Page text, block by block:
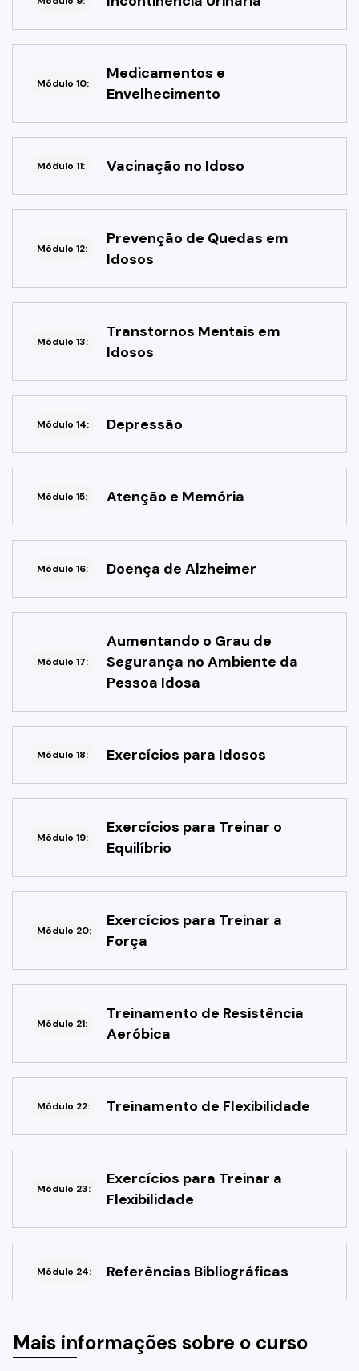
Módulo 10:
Medicamentos e
Envelhecimento
Módulo 11: Vacinação no Idoso
Módulo 12:
Prevenção de Quedas em
Idosos
Módulo 13:
Transtornos Mentais em
Idosos
Módulo 14: Depressão
Módulo 15: Atenção e Memória
Módulo 16: Doença de Alzheimer
Módulo 17:
Aumentando o Grau de
Segurança no Ambiente da
Pessoa Idosa
Módulo 18: Exercícios para Idosos
Módulo 19:
Exercícios para Treinar o
Equilíbrio
Módulo 20:
Exercícios para Treinar a
Força
Módulo 21:
Treinamento de Resistência
Aeróbica
Módulo 22: Treinamento de Flexibilidade
Módulo 23:
Exercícios para Treinar a
Flexibilidade
Módulo 24: Referências Bibliográficas
Mais informações sobre o curso